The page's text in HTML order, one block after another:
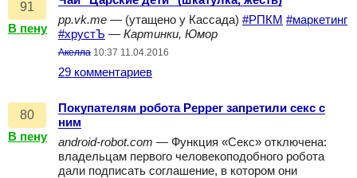
91
В пену
pp.vk.me — (утащено у Кассада) #РПКМ #маркетинг
#хрустЪ — Картинки, Юмор
Акелла 10:37 11.04.2016
29 комментариев
80
В пену
Покупателям робота Pepper запретили секс с
ним
android-robot.com — Функция «Секс» отключена:
владельцам первого человекоподобного робота
дали подписать соглашение, в котором они